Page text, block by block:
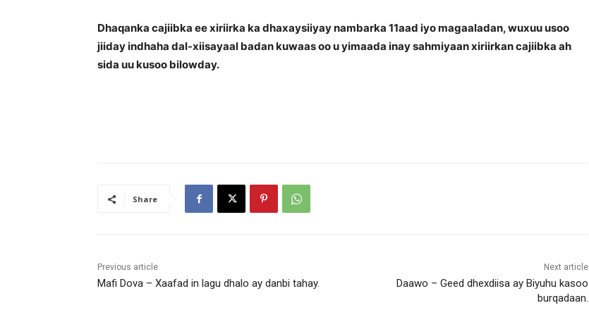
Dhaqanka cajiibka ee xiriirka ka dhaxaysiiyay nambarka 11aad iyo magaaladan, wuxuu usoo
jiiday indhaha dal-xiisayaal badan kuwaas oo u yimaada inay sahmiyaan xiriirkan cajiibka ah
sida uu kusoo bilowday.
Share
Previous article
Mafi Dova – Xaafad in lagu dhalo ay danbi tahay.
Next article
Daawo – Geed dhexdiisa ay Biyuhu kasoo
burqadaan.